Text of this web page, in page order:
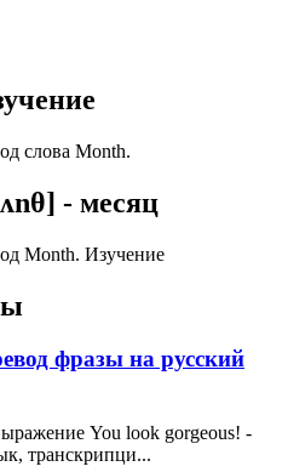
слова Month.
- месяц
фразы на русский
You look gorgeous! -
транскрипци...